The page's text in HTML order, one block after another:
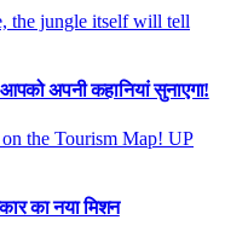
अपनी कहानियां सुनाएगा!
का नया मिशन